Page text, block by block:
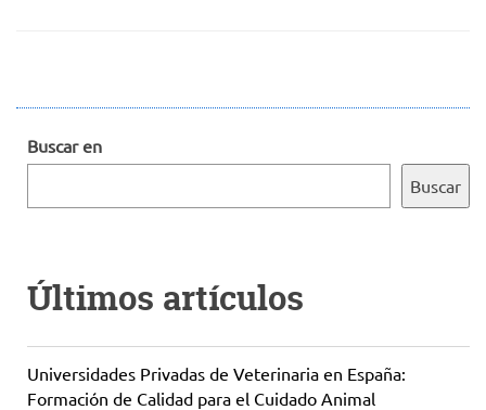
Buscar en
Buscar
Últimos artículos
Universidades Privadas de Veterinaria en España:
Formación de Calidad para el Cuidado Animal